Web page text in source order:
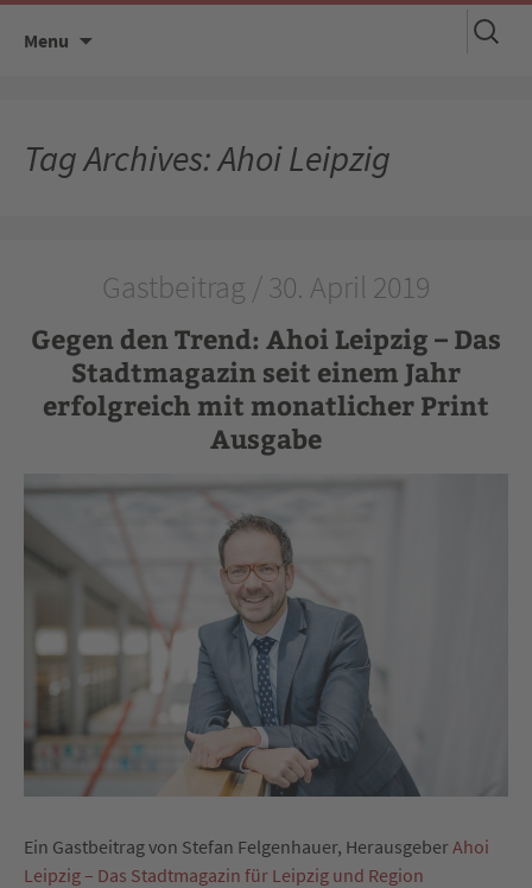
Menu
Suchen
nach:
Tag Archives: Ahoi Leipzig
Gastbeitrag / 30. April 2019
Gegen den Trend: Ahoi Leipzig – Das
Stadtmagazin seit einem Jahr
erfolgreich mit monatlicher Print
Ausgabe
Ein Gastbeitrag von Stefan Felgenhauer, HerausgeberAhoi
Leipzig – Das Stadtmagazin für Leipzig und Region